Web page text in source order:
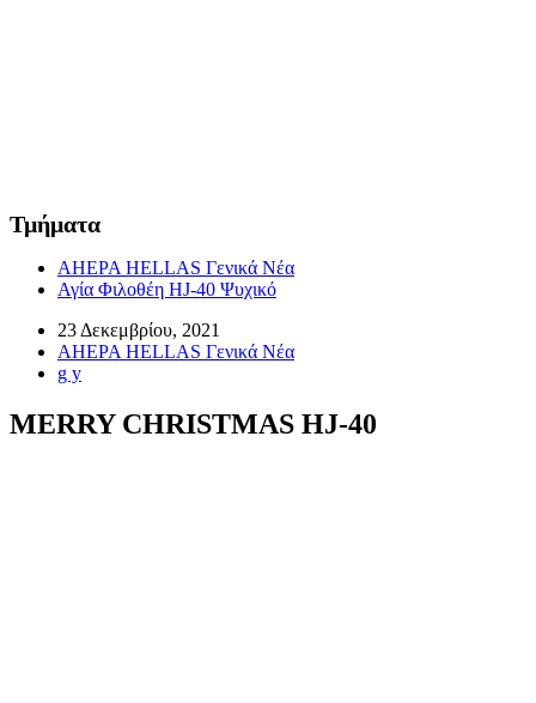
Τμήματα
AHEPA HELLAS Γενικά Νέα
Αγία Φιλοθέη HJ-40 Ψυχικό
23 Δεκεμβρίου, 2021
AHEPA HELLAS Γενικά Νέα
g y
MERRY CHRISTMAS HJ-40